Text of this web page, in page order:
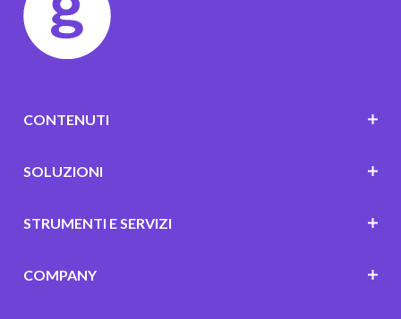
CONTENUTI
SOLUZIONI
STRUMENTI E SERVIZI
COMPANY